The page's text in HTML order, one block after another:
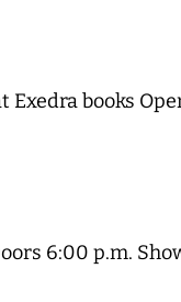
books
6:00 p.m.